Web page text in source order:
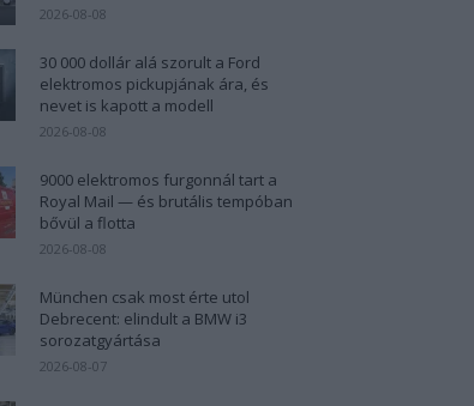
2026-08-08
30 000 dollár alá szorult a Ford
elektromos pickupjának ára, és
nevet is kapott a modell
2026-08-08
9000 elektromos furgonnál tart a
Royal Mail — és brutális tempóban
bővül a flotta
2026-08-08
München csak most érte utol
Debrecent: elindult a BMW i3
sorozatgyártása
2026-08-07